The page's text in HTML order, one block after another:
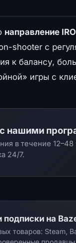
направление
shooter с
к балансу,
игры с
нашими
в течение 12–48
24/7.
на
товаров: Steam,